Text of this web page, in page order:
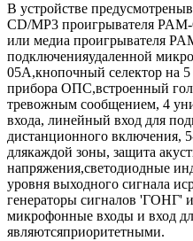
В устройстве
CD/MP3 проигрывателя
или медиа проигрывателя
подключенияудаленной
05A,кнопочный селектор на
прибора ОПС,встроенный
тревожным сообщением, 4
входа, линейный вход для
дистанционного включения,
длякаждой зоны, защита
напряжения,светодиодные
уровня выходного сигнала
генераторы сигналов
микрофонные входы и вход
являютсяприоритетными.